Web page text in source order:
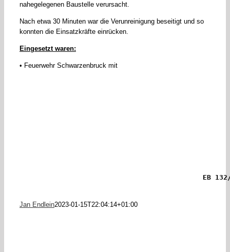
nahegelegenen Baustelle verursacht.
Nach etwa 30 Minuten war die Verunreinigung beseitigt und so
konnten die Einsatzkräfte einrücken.
Eingesetzt waren:
• Feuerwehr Schwarzenbruck mit
EB
Jan Endlein2023-01-15T22:04:14+01:00